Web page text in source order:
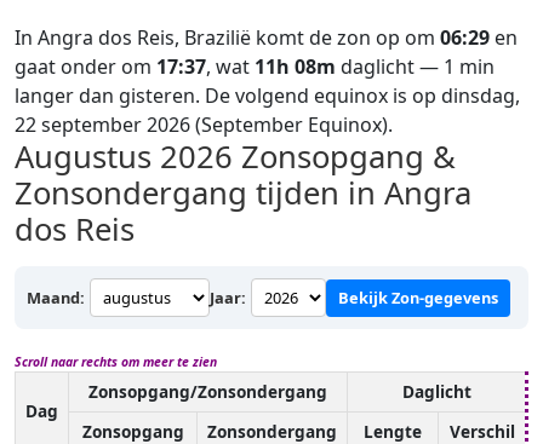
In Angra dos Reis, Brazilië komt de zon op om 06:29 en
gaat onder om 17:37, wat 11h 08m daglicht — 1 min
langer dan gisteren. De volgend equinox is op dinsdag,
22 september 2026 (September Equinox).
Augustus 2026 Zonsopgang &
Zonsondergang tijden in Angra
dos Reis
Maand: Jaar: Bekijk Zon-gegevens
Scroll naar rechts om meer te zien
Dag
Zonsopgang/Zonsondergang Daglicht
Zonsopgang
Zonsondergang Lengte
Verschil